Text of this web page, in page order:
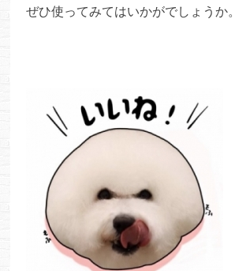
ぜひ使ってみてはいかがでしょうか。